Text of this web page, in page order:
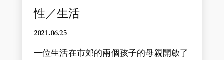
性／生活
2021.06.25
一位生活在市郊的兩個孩子的母親開啟了